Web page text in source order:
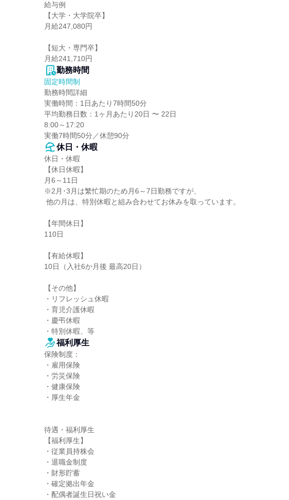
給与例
【大学・大学院卒】
月給247,080円
【短大・専門卒】
月給241,710円
勤務時間
固定時間制
勤務時間詳細
実働時間：1日あたり7時間50分
平均勤務日数：1ヶ月あたり20日 〜 22日
8:00～17:20
実働7時間50分／休憩90分
休日・休暇
休日・休暇
【休日休暇】
月6～11日
※2月･3月は繁忙期のため月6～7日勤務ですが、
【年間休日】
110日
【有給休暇】
10日（入社6か月後 最高20日）
【その他】
・リフレッシュ休暇
・育児介護休暇
・慶弔休暇
・特別休暇、等
福利厚生
保険制度：
・雇用保険
・労災保険
・健康保険
・厚生年金
待遇・福利厚生
【福利厚生】
・従業員持株会
・退職金制度
・財形貯蓄
・確定拠出年金
・配偶者誕生日祝い金